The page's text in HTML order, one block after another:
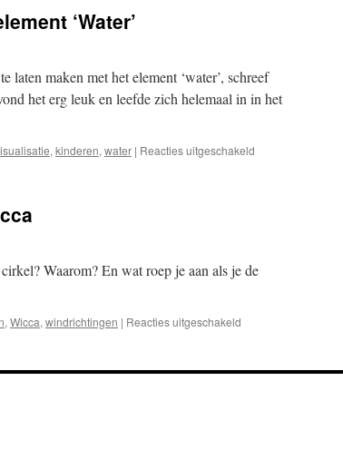
‘Water’
laten maken met het element ‘water’, schreef
het erg leuk en leefde zich helemaal in in het
, kinderen, water | Reacties uitgeschakeld
Waarom? En wat roep je aan als je de
, Wicca, windrichtingen | Reacties uitgeschakeld
de